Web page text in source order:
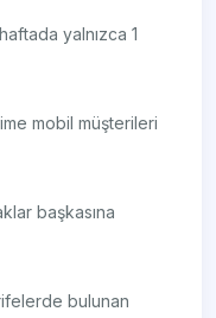
yalnızca 1
mobil müşterileri
başkasına
bulunan